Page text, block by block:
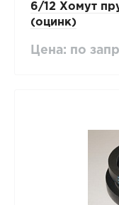
6/12 Хомут
(оцинк)
Цена: по